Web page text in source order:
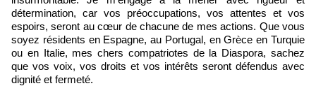
détermination, car vos préoccupations, vos attentes et vos
espoirs, seront au cœur de chacune de mes actions. Que vous
soyez résidents en Espagne, au Portugal, en Grèce en Turquie
ou en Italie, mes chers compatriotes de la Diaspora, sachez
que vos voix, vos droits et vos intérêts seront défendus avec
dignité et fermeté.